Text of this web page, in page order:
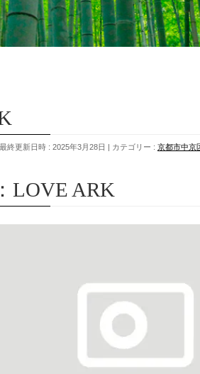
最終更新日時 : 2025年3月28日 カテゴリー : 京都市中京
LOVE ARK